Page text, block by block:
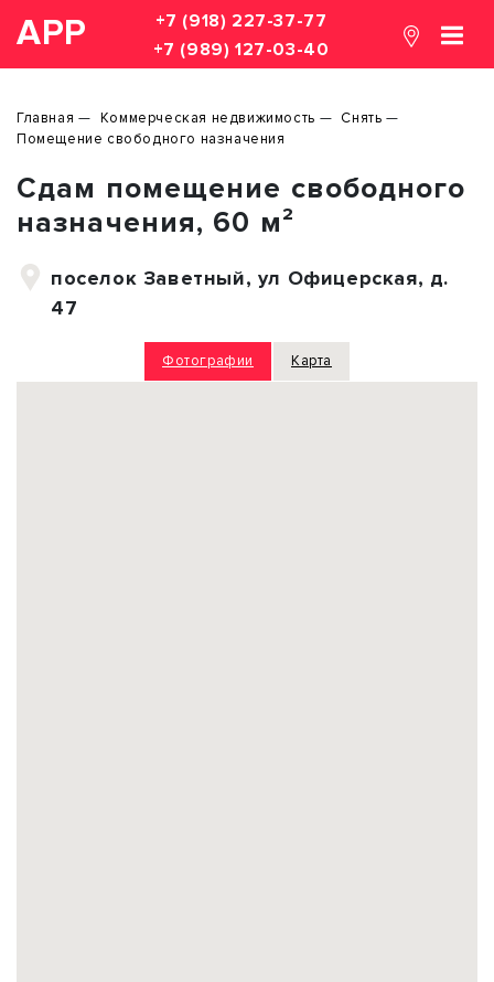
АРР
+7 (918) 227-37-77
+7 (989) 127-03-40
Главная Коммерческая недвижимость
Снять
Помещение свободного назначения
Сдам помещение свободного
назначения, 60 м²
поселок Заветный, ул Офицерская, д.
47
Фотографии Карта